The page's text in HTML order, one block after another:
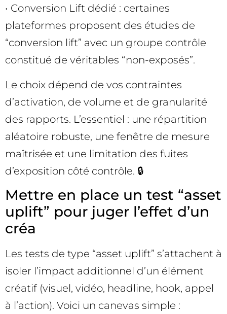
• Conversion Lift dédié : certaines
plateformes proposent des études de
“conversion lift” avec un groupe contrôle
constitué de véritables “non-exposés”.
Le choix dépend de vos contraintes
d’activation, de volume et de granularité
des rapports. L’essentiel : une répartition
aléatoire robuste, une fenêtre de mesure
maîtrisée et une limitation des fuites
d’exposition côté contrôle. 🔒
Mettre en place un test “asset
uplift” pour juger l’effet d’un
créa
Les tests de type “asset uplift” s’attachent à
isoler l’impact additionnel d’un élément
créatif (visuel, vidéo, headline, hook, appel
à l’action). Voici un canevas simple :